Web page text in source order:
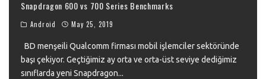
Snapdragon 600 vs 700 Series Benchmarks
Android May 25, 2019
BD menşeili Qualcomm firması mobil işlemciler sektöründe
başı çekiyor. Geçtiğimiz ay orta ve orta-üst seviye dediğimiz
sınıflarda yeni Snapdragon...